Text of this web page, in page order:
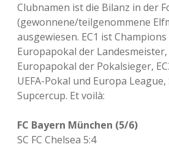
Clubnamen ist die Bilanz in der
(gewonnene/teilgenommene
ausgewiesen. EC1 ist
Europapokal der Landesmeister,
Europapokal der Pokalsieger,
UEFA-Pokal und Europa
Supcercup. Et voilà:
FC Bayern München (5/6)
SC FC Chelsea 5:4